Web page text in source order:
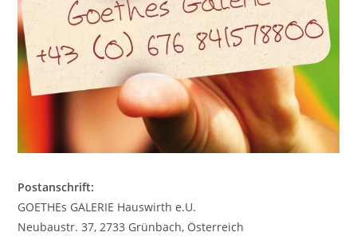
Postanschrift:
GOETHEs GALERIE Hauswirth e.U.
Neubaustr. 37, 2733 Grünbach, Österreich